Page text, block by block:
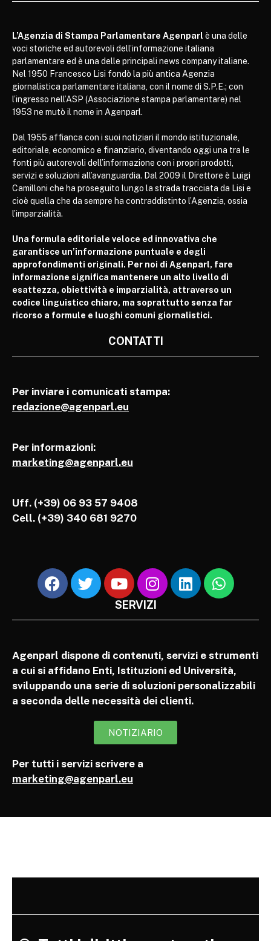
L’Agenzia di Stampa Parlamentare Agenparl è una delle
voci storiche ed autorevoli dell’informazione italiana
parlamentare ed è una delle principali news company italiane.
Nel 1950 Francesco Lisi fondò la più antica Agenzia
giornalistica parlamentare italiana, con il nome di S.P.E.; con
l’ingresso nell’ASP (Associazione stampa parlamentare) nel
1953 ne mutò il nome in Agenparl.
Dal 1955 affianca con i suoi notiziari il mondo istituzionale,
editoriale, economico e finanziario, diventando oggi una tra le
fonti più autorevoli dell’informazione con i propri prodotti,
servizi e soluzioni all’avanguardia. Dal 2009 il Direttore è Luigi
Camilloni che ha proseguito lungo la strada tracciata da Lisi e
cioè quella che da sempre ha contraddistinto l’Agenzia, ossia
l’imparzialità.
Una formula editoriale veloce ed innovativa che
garantisce un’informazione puntuale e degli
approfondimenti originali. Per noi di Agenparl, fare
informazione significa mantenere un alto livello di
esattezza, obiettività e imparzialità, attraverso un
codice linguistico chiaro, ma soprattutto senza far
ricorso a formule e luoghi comuni giornalistici.
CONTATTI
Per inviare i comunicati stampa:
redazione@agenparl.eu
Per informazioni:
marketing@agenparl.eu
Uff. (+39) 06 93 57 9408
Cell. (+39) 340 681 9270
SERVIZI
Agenparl dispone di contenuti, servizi e strumenti
a cui si affidano Enti, Istituzioni ed Università,
sviluppando una serie di soluzioni personalizzabili
a seconda delle necessità dei clienti.
NOTIZIARIO
Per tutti i servizi scrivere a
marketing@agenparl.eu